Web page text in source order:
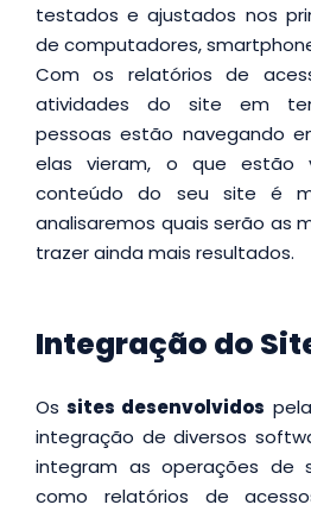
testados e ajustados nos
de computadores,
Com os relatórios de
atividades do site em
pessoas estão navegando
elas vieram, o que estão
conteúdo do seu site é
analisaremos quais serão as
trazer ainda mais resultados.
Integração do
Ossites desenvolvidos
integração de diversos
integram as operações de
como relatórios de